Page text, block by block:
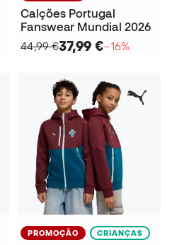
Calções Portugal
Fanswear Mundial 2026
44,99 €37,99 €−16%
PROMOÇÃO CRIANÇAS